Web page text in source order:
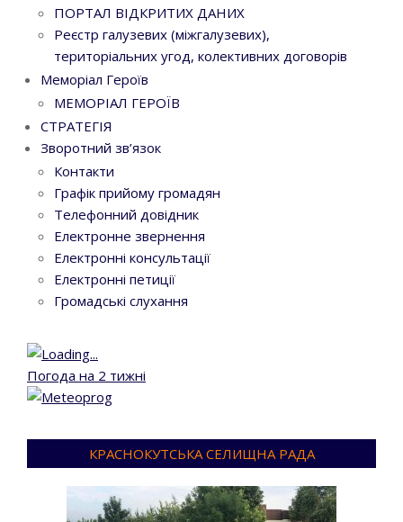
ПОРТАЛ ВІДКРИТИХ ДАНИХ
Реєстр галузевих (міжгалузевих),
територіальних угод, колективних договорів
Меморіал Героїв
МЕМОРІАЛ ГЕРОЇВ
СТРАТЕГІЯ
Зворотний зв’язок
Контакти
Графік прийому громадян
Телефонний довідник
Електронне звернення
Електронні консультації
Електронні петиції
Громадські слухання
Погода на 2 тижні
КРАСНОКУТСЬКА СЕЛИЩНА РАДА